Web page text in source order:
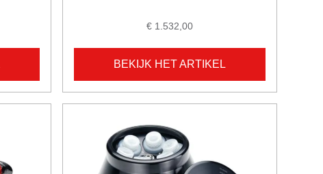
€ 1.532,00
BEKIJK HET ARTIKEL